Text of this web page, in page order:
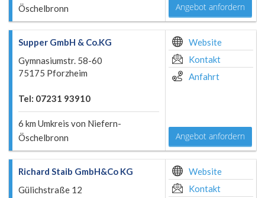
Öschelbronn
Angebot anfordern
Supper GmbH & Co.KG
Gymnasiumstr. 58-60
75175 Pforzheim
Tel: 07231 93910
6 km Umkreis von Niefern-
Öschelbronn
Website
Kontakt
Anfahrt
Angebot anfordern
Richard Staib GmbH&Co KG
Gülichstraße 12
Website
Kontakt